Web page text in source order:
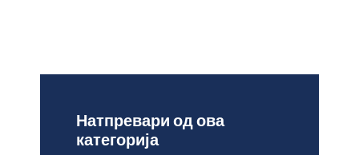
Натпревари од ова
категорија